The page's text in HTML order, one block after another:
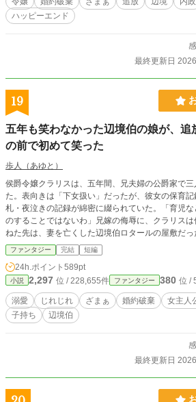
王都認証品。 偽装された帳簿。
て、レオンを笑い者にした婚約破棄の裏側。
ハッピーエンド
最終更新日
19
五年も笑わなかった辺境伯の娘が、追
の前で初めて笑った
歩人（あゆと）
侯爵令嬢クラリスは、五年間、兄夫婦の公爵家で
た。表向きは「下女扱い」だったが、彼女の保育
札・夜泣きの記録が綿密に綴られていた。「育児
のすることではないわ」兄嫁の侮辱に、クラリス
ねた先は、妻を亡くした辺境伯ロタールの屋敷だ
母を亡くして以来、誰の前でも笑わなかった。「五
なたなら、リーリャの心も読めるだろうか」ロター
スは静かに頷く。春が来る頃、リーリャは初めて声
隣で、ロタールも気づくと微笑んでいた——五年ぶ
ファンタジー 完結 短編
24h.ポイント 589pt
小説 2,297 位 / 228,655件 ファンタジー 380 位 /
溺愛 じれじれ ざまぁ 婚約破棄 女主人
子持ち
辺境伯
最終更新日